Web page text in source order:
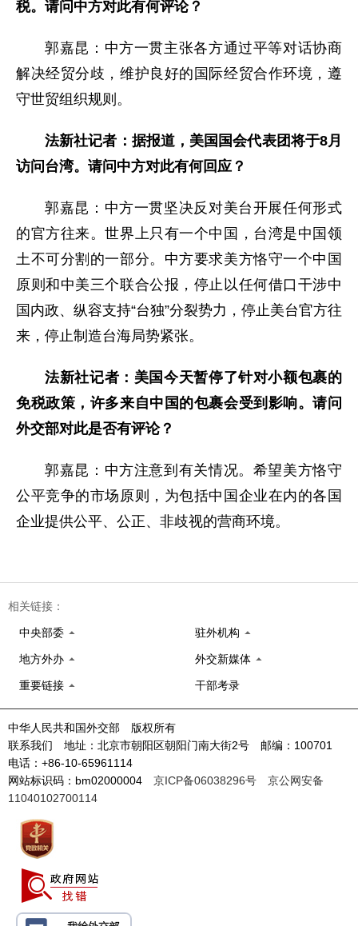
税。请问中方对此有何评论？
郭嘉昆：中方一贯主张各方通过平等对话协商
解决经贸分歧，维护良好的国际经贸合作环境，遵
守世贸组织规则。
法新社记者：据报道，美国国会代表团将于8月
访问台湾。请问中方对此有何回应？
郭嘉昆：中方一贯坚决反对美台开展任何形式
的官方往来。世界上只有一个中国，台湾是中国领
土不可分割的一部分。中方要求美方恪守一个中国
原则和中美三个联合公报，停止以任何借口干涉中
国内政、纵容支持“台独”分裂势力，停止美台官方往
来，停止制造台海局势紧张。
法新社记者：美国今天暂停了针对小额包裹的
免税政策，许多来自中国的包裹会受到影响。请问
外交部对此是否有评论？
郭嘉昆：中方注意到有关情况。希望美方恪守
公平竞争的市场原则，为包括中国企业在内的各国
企业提供公平、公正、非歧视的营商环境。
相关链接：
中央部委 驻外机构
地方外办 外交新媒体
重要链接 干部考录
中华人民共和国外交部 版权所有
联系我们 地址：北京市朝阳区朝阳门南大街2号 邮编：100701
电话：+86-10-65961114
网站标识码：bm02000004 京ICP备06038296号
京公网安备
11040102700114